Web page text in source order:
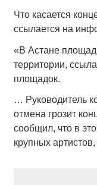
Что касается
ссылается на
«В Астане
территории,
площадок.
… Руководитель
отмена грозит
сообщил, что в
крупных